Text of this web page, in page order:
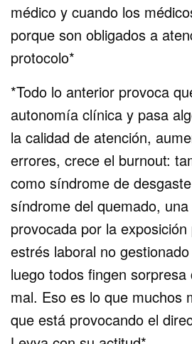
médico y cuando los
porque son obligados a
protocolo*
*Todo lo anterior provoca
autonomía clínica y pasa
la calidad de atención,
errores, crece el burnout:
como síndrome de
síndrome del quemado,
provocada por la
estrés laboral no
luego todos fingen
mal. Eso es lo que muchos
que está provocando el